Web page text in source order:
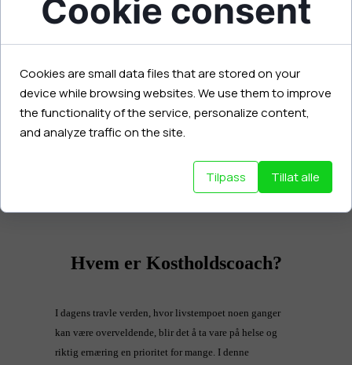
Hvem er Kostholdscoach?
I dagens travle verden, hvor livstempoet noen ganger
kan være overveldende, blir det å ta vare på helse og
riktig ernæring en prioritet for mange. I denne
Cookie consent
Cookies are small data files that are stored on your
device while browsing websites. We use them to improve
the functionality of the service, personalize content,
and analyze traffic on the site.
Tilpass Tillat alle